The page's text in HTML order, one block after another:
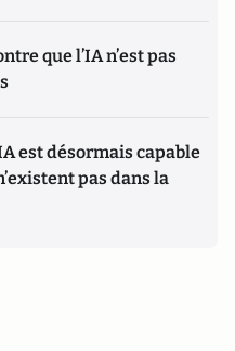
que l’IA n’est pas
est désormais capable
pas dans la